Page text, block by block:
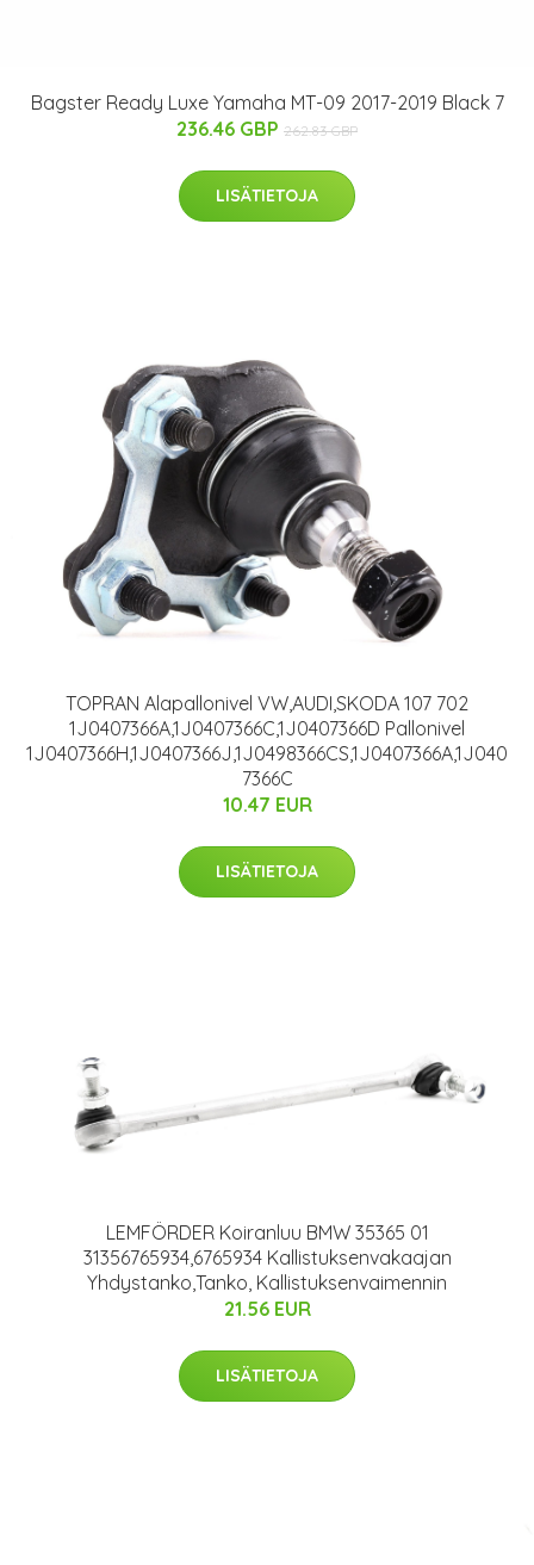
Bagster Ready Luxe Yamaha MT-09 2017-2019 Black 7
236.46 GBP 262.83 GBP
LISÄTIETOJA
TOPRAN Alapallonivel VW,AUDI,SKODA 107 702
1J0407366A,1J0407366C,1J0407366D Pallonivel
1J0407366H,1J0407366J,1J0498366CS,1J0407366A,1J040
7366C
10.47 EUR
LISÄTIETOJA
LEMFÖRDER Koiranluu BMW 35365 01
31356765934,6765934 Kallistuksenvakaajan
Yhdystanko,Tanko, Kallistuksenvaimennin
21.56 EUR
LISÄTIETOJA